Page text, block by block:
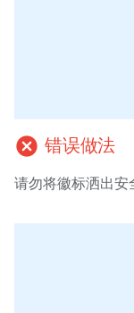
cancel 错误做法
请勿将徽标洒出安